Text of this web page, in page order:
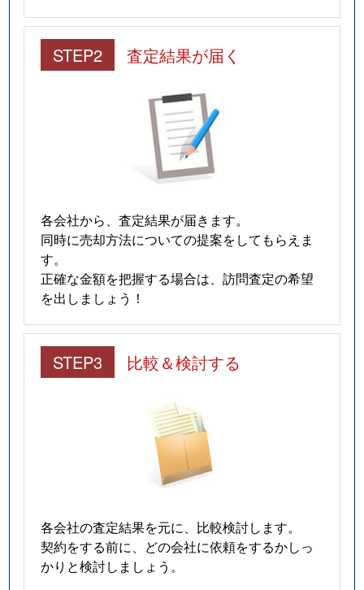
STEP2 査定結果が届く
各会社から、査定結果が届きます。
同時に売却方法についての提案をしてもらえま
す。
正確な金額を把握する場合は、訪問査定の希望
を出しましょう！
STEP3 比較＆検討する
各会社の査定結果を元に、比較検討します。
契約をする前に、どの会社に依頼をするかしっ
かりと検討しましょう。